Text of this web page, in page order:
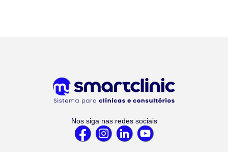
Nos siga nas redes sociais